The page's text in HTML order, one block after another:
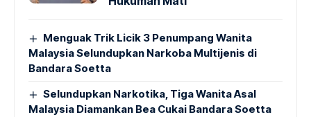
Menguak Trik Licik 3 Penumpang Wanita
Malaysia Selundupkan Narkoba Multijenis di
Bandara Soetta
Selundupkan Narkotika, Tiga Wanita Asal
Malaysia Diamankan Bea Cukai Bandara Soetta